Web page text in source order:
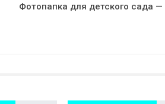
Фотопапка для детского сада